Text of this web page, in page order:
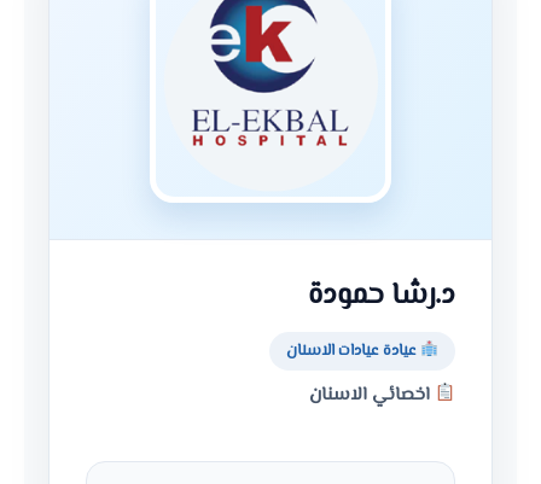
د.رشا حمودة
عيادة عيادات الاسنان
اخصائي الاسنان